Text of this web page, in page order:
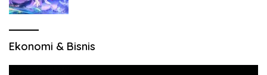
Ekonomi & Bisnis